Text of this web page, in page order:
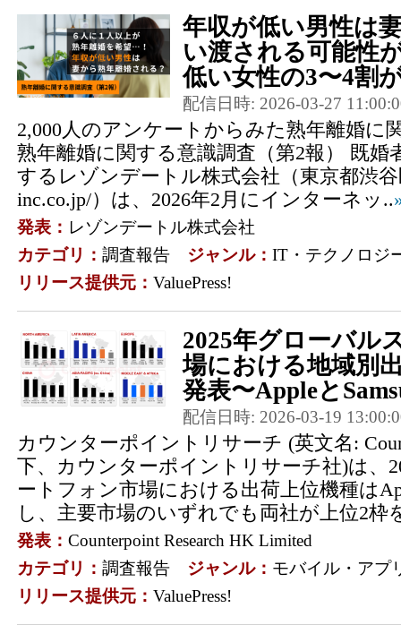
年収が低い男性は
い渡される可能性
低い女性の3〜4割
配信日時: 2026-03-27
2,000人のアンケートからみた熟年離婚に
熟年離婚に関する意識調査（第2報） 既
するレゾンデートル株式会社（東京都渋谷
inc.co.jp/）は、2026年2月にインターネッ..
発表： レゾンデートル株式会社
カテゴリ： 調査報告 ジャンル： IT・テクノロジ
リリース提供元： ValuePress!
2025年グローバル
場における地域別
発表〜Appleと
配信日時: 2026-03-19
カウンターポイントリサーチ (英文名:
下、カウンターポイントリサーチ社)は、
ートフォン市場における出荷上位機種は
し、主要市場のいずれでも両社が上位2枠
発表： Counterpoint Research HK Limited
カテゴリ： 調査報告 ジャンル： モバイル・アプ
リリース提供元： ValuePress!